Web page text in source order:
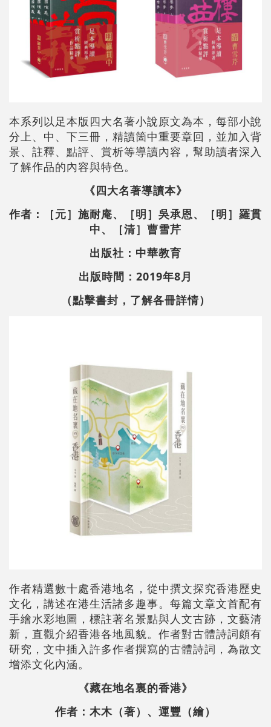
本系列以足本版四大名著小說原文為本，每部小說
分上、中、下三冊，精讀箇中重要章回，並加入背
景、註釋、點評、賞析等導讀內容，幫助讀者深入
了解作品的內容與特色。
《四大名著導讀本》
作者：［元］施耐庵、［明］吳承恩、［明］羅貫
中、［清］曹雪芹
出版社：中華教育
出版時間：2019年8月
（點擊書封，了解各冊詳情）
作者精選數十處香港地名，從中撰文探究香港歷史
文化，講述在港生活諸多趣事。每篇文章文首配有
手繪水彩地圖，標註著名景點與人文古跡，文藝清
新，直觀介紹香港各地風貌。作者對古體詩詞頗有
研究，文中插入許多作者撰寫的古體詩詞，為散文
增添文化內涵。
《藏在地名裏的香港》
作者：木木（著）、運豐（繪）